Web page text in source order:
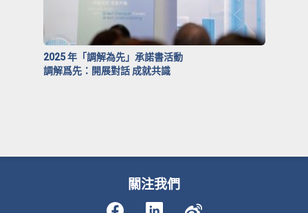
2025 年「調解為先」承諾書活動
調解爲先：開展對話 成就共識
關注我們